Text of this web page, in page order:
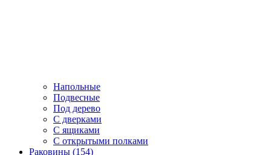
Напольные
Подвесные
Под дерево
С дверками
С ящиками
С открытыми полками
Раковины (154)